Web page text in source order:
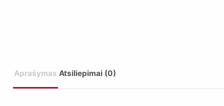
Aprašymas Atsiliepimai (0)